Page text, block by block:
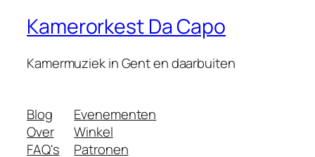
Kamerorkest Da Capo
Kamermuziek in Gent en daarbuiten
Blog
Over
FAQ's
Evenementen
Winkel
Patronen